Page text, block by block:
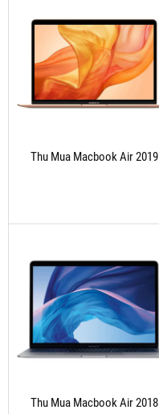
Thu Mua Macbook Air 2019
Thu Mua Macbook Air 2018